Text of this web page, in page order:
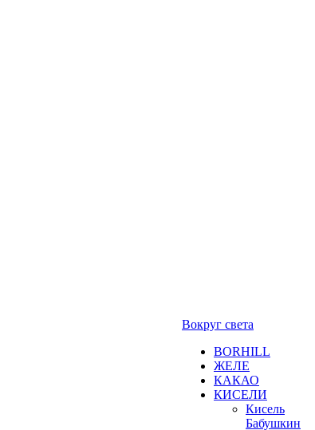
Вокруг света
BORHILL
ЖЕЛЕ
КАКАО
КИСЕЛИ
Кисель
Бабушкин